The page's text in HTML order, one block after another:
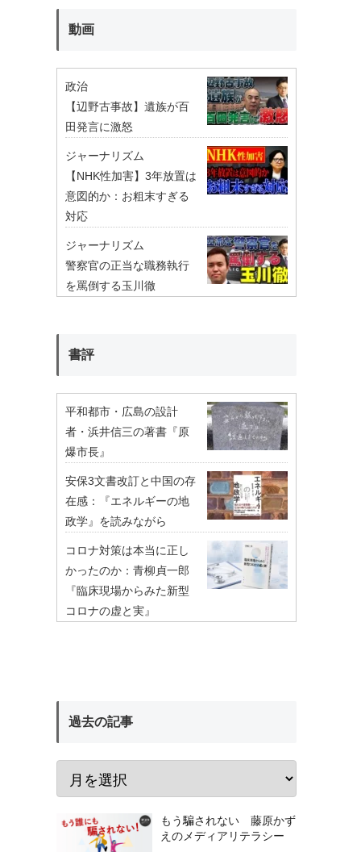
動画
政治
【辺野古事故】遺族が百
田発言に激怒
ジャーナリズム
【NHK性加害】3年放置は
意図的か：お粗末すぎる
対応
ジャーナリズム
警察官の正当な職務執行
を罵倒する玉川徹
書評
平和都市・広島の設計
者・浜井信三の著書『原
爆市長』
安保3文書改訂と中国の存
在感：『エネルギーの地
政学』を読みながら
コロナ対策は本当に正し
かったのか：青柳貞一郎
『臨床現場からみた新型
コロナの虚と実』
過去の記事
もう騙されない 藤原かず
えのメディアリテラシー